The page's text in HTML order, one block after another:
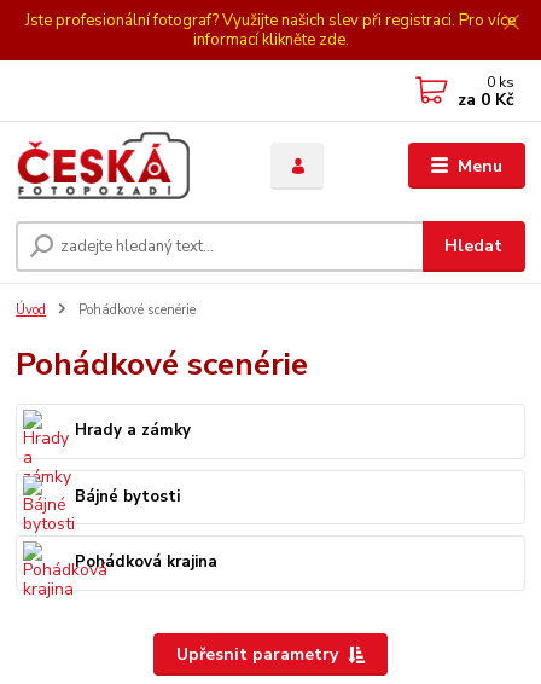
Jste profesionální fotograf? Využijte našich slev při registraci. Pro více
informací klikněte zde.
Menu
Hledat
0 ks
za 0 Kč
Úvod Pohádkové scenérie
Pohádkové scenérie
Hrady a zámky
Bájné bytosti
Pohádková krajina
Upřesnit parametry